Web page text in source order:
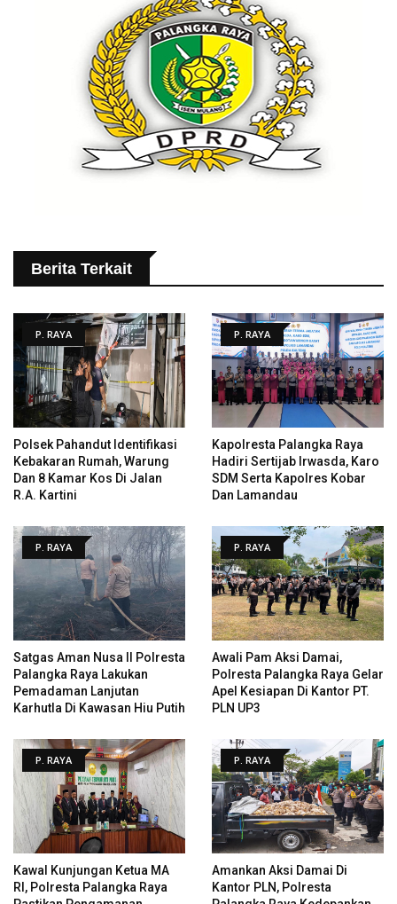
Berita Terkait
P. RAYA
Polsek Pahandut Identifikasi
Kebakaran Rumah, Warung
Dan 8 Kamar Kos Di Jalan
R.A. Kartini
P. RAYA
Kapolresta Palangka Raya
Hadiri Sertijab Irwasda, Karo
SDM Serta Kapolres Kobar
Dan Lamandau
P. RAYA
Satgas Aman Nusa II Polresta
Palangka Raya Lakukan
Pemadaman Lanjutan
Karhutla Di Kawasan Hiu Putih
P. RAYA
Awali Pam Aksi Damai,
Polresta Palangka Raya Gelar
Apel Kesiapan Di Kantor PT.
PLN UP3
P. RAYA
Kawal Kunjungan Ketua MA
RI, Polresta Palangka Raya
P. RAYA
Amankan Aksi Damai Di
Kantor PLN, Polresta